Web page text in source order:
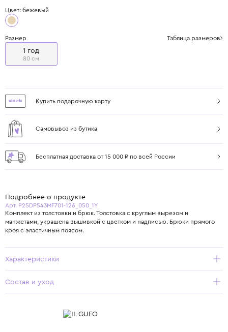
Цвет: бежевый
Размер Таблица размеров
1 год
80 см
Купить подарочную карту
Самовывоз из бутика
Бесплатная доставка от 15 000 ₽ по всей России
Подробнее о продукте
Арт. P25DP543MF701-126_050_1Y
Комплект из толстовки и брюк. Толстовка с круглым вырезом и
манжетами, украшена вышивкой с цветком и надписью. Брюки прямого
кроя с эластичным поясом.
Характеристики
Состав и уход